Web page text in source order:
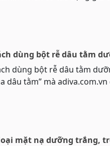
dùng bột rễ dâu tằm
dùng bột rễ dâu tằm
dâu tằm” mà
mặt nạ dưỡng trắng,